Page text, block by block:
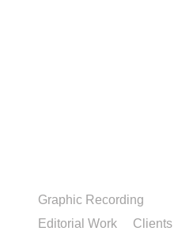
Clients
Editorial Work
Graphic Recording